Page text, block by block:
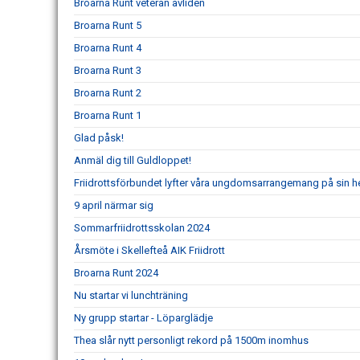
Broarna Runt veteran avliden
Broarna Runt 5
Broarna Runt 4
Broarna Runt 3
Broarna Runt 2
Broarna Runt 1
Glad påsk!
Anmäl dig till Guldloppet!
Friidrottsförbundet lyfter våra ungdomsarrangemang på sin
9 april närmar sig
Sommarfriidrottsskolan 2024
Årsmöte i Skellefteå AIK Friidrott
Broarna Runt 2024
Nu startar vi lunchträning
Ny grupp startar - Löparglädje
Thea slår nytt personligt rekord på 1500m inomhus